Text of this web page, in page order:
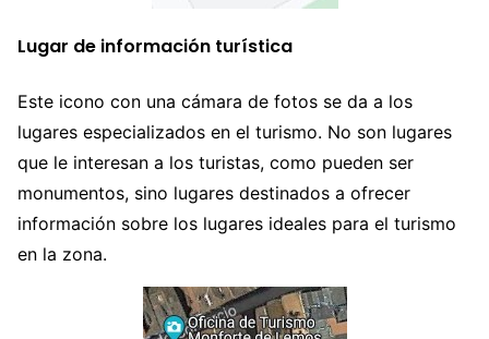
Lugar de información turística
Este icono con una cámara de fotos se da a los
lugares especializados en el turismo. No son lugares
que le interesan a los turistas, como pueden ser
monumentos, sino lugares destinados a ofrecer
información sobre los lugares ideales para el turismo
en la zona.